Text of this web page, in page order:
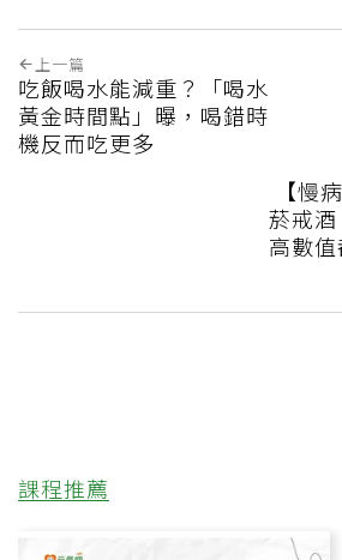
上一篇
吃飯喝水能減重？「喝水
黃金時間點」曝，喝錯時
機反而吃更多
【慢
菸戒
高數
課程推薦